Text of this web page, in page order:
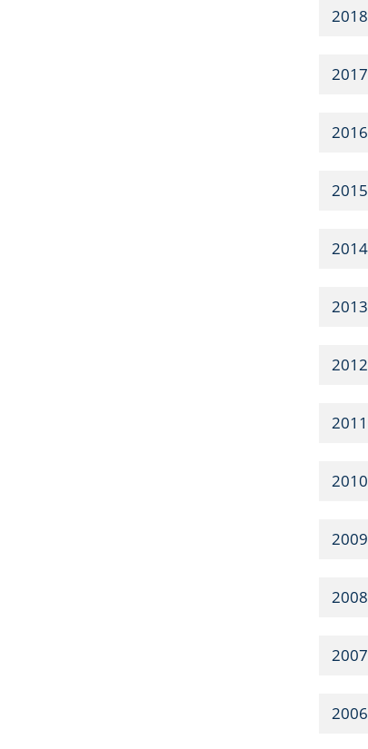
2018
2017
2016
2015
2014
2013
2012
2011
2010
2009
2008
2007
2006